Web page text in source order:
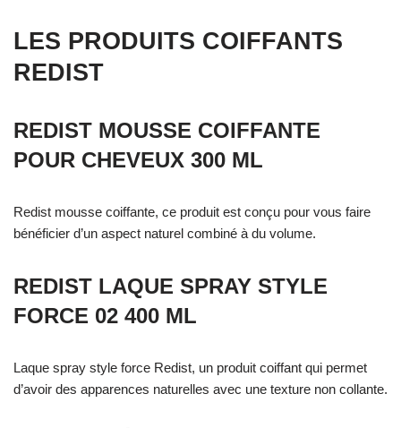
LES PRODUITS COIFFANTS
REDIST
REDIST MOUSSE COIFFANTE
POUR CHEVEUX 300 ML
Redist mousse coiffante, ce produit est conçu pour vous faire
bénéficier d’un aspect naturel combiné à du volume.
REDIST LAQUE SPRAY STYLE
FORCE 02 400 ML
Laque spray style force Redist, un produit coiffant qui permet
d’avoir des apparences naturelles avec une texture non collante.